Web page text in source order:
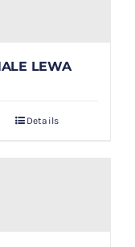
LEWA
Details